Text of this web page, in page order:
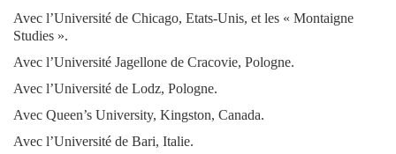
Avec l’Université de Chicago, Etats-Unis, et les « Montaigne
Studies ».
Avec l’Université Jagellone de Cracovie, Pologne.
Avec l’Université de Lodz, Pologne.
Avec Queen’s University, Kingston, Canada.
Avec l’Université de Bari, Italie.